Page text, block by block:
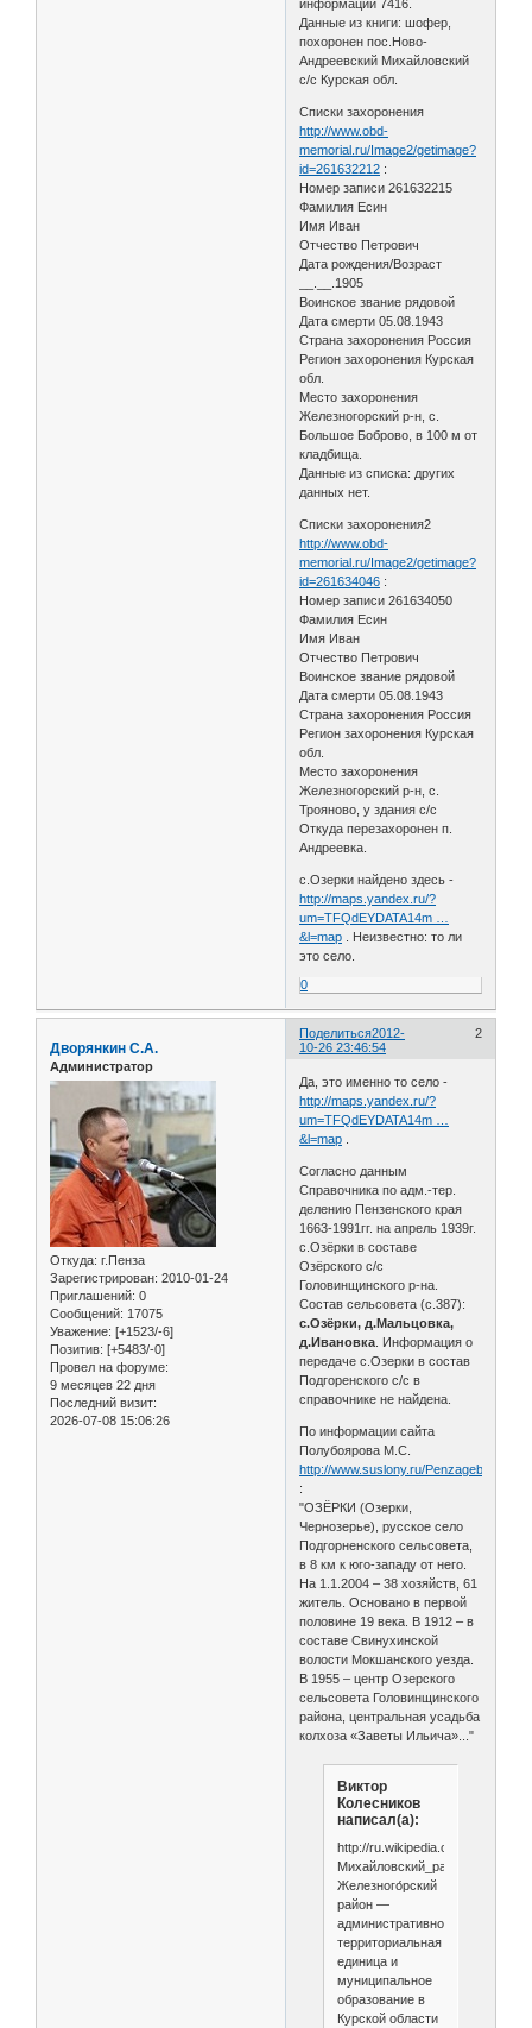
информации 7416.
Данные из книги: шофер,
похоронен пос.Ново-
Андреевский Михайловский
с/с Курская обл.
Списки захоронения
http://www.obd-
memorial.ru/Image2/getimage?
id=261632212 :
Номер записи 261632215
Фамилия Есин
Имя Иван
Отчество Петрович
Дата рождения/Возраст
__.__.1905
Воинское звание рядовой
Дата смерти 05.08.1943
Страна захоронения Россия
Регион захоронения Курская
обл.
Место захоронения
Железногорский р-н, с.
Большое Боброво, в 100 м от
кладбища.
Данные из списка: других
данных нет.
Списки захоронения2
http://www.obd-
memorial.ru/Image2/getimage?
id=261634046 :
Номер записи 261634050
Фамилия Есин
Имя Иван
Отчество Петрович
Воинское звание рядовой
Дата смерти 05.08.1943
Страна захоронения Россия
Регион захоронения Курская
обл.
Место захоронения
Железногорский р-н, с.
Трояново, у здания с/с
Откуда перезахоронен п.
Андреевка.
с.Озерки найдено здесь -
http://maps.yandex.ru/?
um=TFQdEYDATA14m …
&l=map . Неизвестно: то ли
это село.
0
Поделиться 2
2012-
10-26 23:46:54
Дворянкин С.А.
Администратор
Откуда: г.Пенза
Зарегистрирован: 2010-01-24
Приглашений: 0
Сообщений: 17075
Уважение: [+1523/-6]
Позитив: [+5483/-0]
Провел на форуме:
9 месяцев 22 дня
Последний визит:
2026-07-08 15:06:26
Да, это именно то село -
http://maps.yandex.ru/?
um=TFQdEYDATA14m …
&l=map
Согласно данным
Справочника по адм.-тер.
делению Пензенского края
1663-1991гг. на апрель 1939г.
с.Озёрки в составе
Озёрского с/с
Головинщинского р-на.
Состав сельсовета (с.387):
с.Озёрки, д.Мальцовка,
д.Ивановка . Информация о
передаче с.Озерки в состав
Подгоренского с/с в
справочнике не найдена.
По информации сайта
Полубоярова М.С.
http://www.suslony.ru/Penzagebiet/
:
"ОЗЁРКИ (Озерки,
Чернозерье), русское село
Подгорненского сельсовета,
в 8 км к юго-западу от него.
На 1.1.2004 – 38 хозяйств, 61
житель. Основано в первой
половине 19 века. В 1912 – в
составе Свинухинской
волости Мокшанского уезда.
В 1955 – центр Озерского
сельсовета Головинщинского
района, центральная усадьба
колхоза «Заветы Ильича»..."
Виктор
Колесников
написал(а):
http://ru.wikipedia.org/wiki/
Железного́рский
район —
административно-
территориальная
единица и
муниципальное
образование в
Курской области